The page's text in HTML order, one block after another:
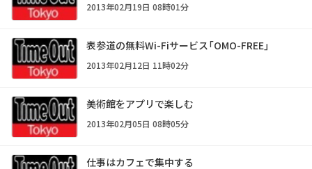
2013年02月19日 08時01分
表参道の無料Wi-Fiサービス「OMO-FREE」
2013年02月12日 11時02分
美術館をアプリで楽しむ
2013年02月05日 08時05分
仕事はカフェで集中する